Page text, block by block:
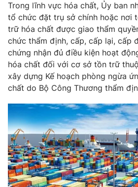
VTV4 Vươn
VTV9 VTV8
Liên hệ tòa soạn English
THỜI BÁO VTV
Theo dõi báo trên
Cơ quan chủ quản:Đài Truyền hình
Trong lĩnh vực hóa chất, Ủy ban
tổ chức đặt trụ sở chính hoặc nơi
trữ hóa chất được giao thẩm
chức thẩm định, cấp, cấp lại, cấp
chứng nhận đủ điều kiện hoạt
hóa chất đối với cơ sở tồn trữ
xây dựng Kế hoạch phòng ngừa
chất do Bộ Công Thương thẩm